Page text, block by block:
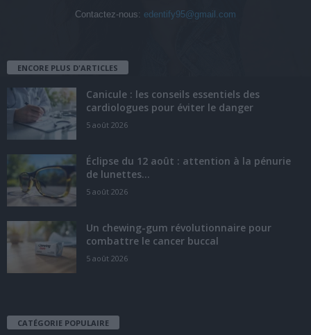
Contactez-nous: edentify95@gmail.com
ENCORE PLUS D'ARTICLES
Canicule : les conseils essentiels des
cardiologues pour éviter le danger
5 août 2026
Éclipse du 12 août : attention à la pénurie
de lunettes...
5 août 2026
Un chewing-gum révolutionnaire pour
combattre le cancer buccal
5 août 2026
CATÉGORIE POPULAIRE